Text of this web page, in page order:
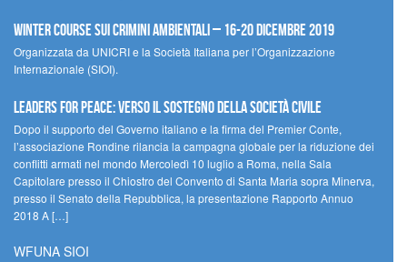
Winter Course sui Crimini Ambientali – 16-20 Dicembre 2019
Organizzata da UNICRI e la Società Italiana per l’Organizzazione
Internazionale (SIOI).
Leaders for peace: verso il sostegno della società civile
Dopo il supporto del Governo italiano e la firma del Premier Conte,
l’associazione Rondine rilancia la campagna globale per la riduzione dei
conflitti armati nel mondo Mercoledì 10 luglio a Roma, nella Sala
Capitolare presso il Chiostro del Convento di Santa Maria sopra Minerva,
presso il Senato della Repubblica, la presentazione Rapporto Annuo
2018 A […]
WFUNA SIOI